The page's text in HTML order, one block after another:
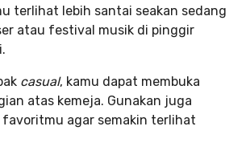
terlihat lebih santai seakan sedang
atau festival musik di pinggir
casual, kamu dapat membuka
atas kemeja. Gunakan juga
agar semakin terlihat